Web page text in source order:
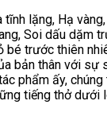
lặng, Hạ
Soi dấu dặm
bé trước thiên
bản thân với sự
phẩm ấy, chúng
tiếng thở dưới